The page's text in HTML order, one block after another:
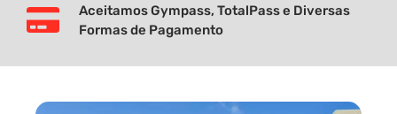
Aceitamos Gympass, TotalPass e Diversas
Formas de Pagamento